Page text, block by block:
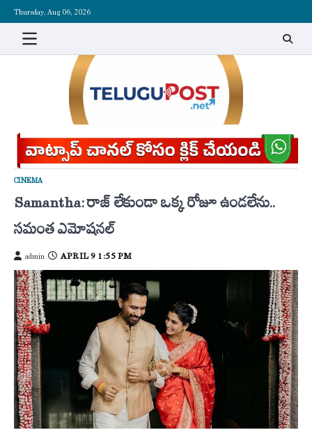
Skip
content
Thursday, Aug 06, 2026
CINEMA
Samantha: రాజ్ లేకుండా ఒక్క రోజూ ఉండలేను..
సమంత ఎమోషనల్
admin APRIL 9 1:55 PM